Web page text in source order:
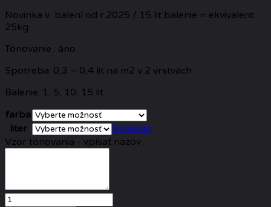
Novinka v balení od r.2025 / 15 lit balenie = ekvivalent
25kg
Tónovanie : áno
Spotreba: 0,3 – 0,4 lit na m2 v 2 vrstvách
Balenie: 1, 5, 10, 15 lit
farba
liter
Vymazať
Vzor tónovania - vpísať nazov
množstvo